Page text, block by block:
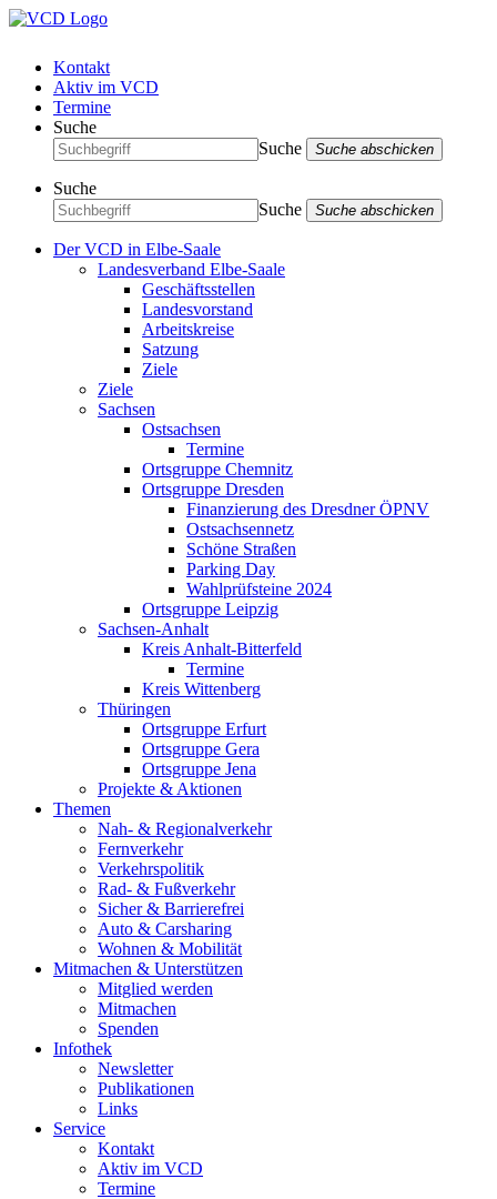
Kontakt
Aktiv im VCD
Termine
Suche
Suche
Suche abschicken
Suche
Suche
Suche abschicken
Der VCD in Elbe-Saale
Landesverband Elbe-Saale
Geschäftsstellen
Landesvorstand
Arbeitskreise
Satzung
Ziele
Ziele
Sachsen
Ostsachsen
Termine
Ortsgruppe Chemnitz
Ortsgruppe Dresden
Finanzierung des Dresdner ÖPNV
Ostsachsennetz
Schöne Straßen
Parking Day
Wahlprüfsteine 2024
Ortsgruppe Leipzig
Sachsen-Anhalt
Kreis Anhalt-Bitterfeld
Termine
Kreis Wittenberg
Thüringen
Ortsgruppe Erfurt
Ortsgruppe Gera
Ortsgruppe Jena
Projekte & Aktionen
Themen
Nah- & Regionalverkehr
Fernverkehr
Verkehrspolitik
Rad- & Fußverkehr
Sicher & Barrierefrei
Auto & Carsharing
Wohnen & Mobilität
Mitmachen & Unterstützen
Mitglied werden
Mitmachen
Spenden
Infothek
Newsletter
Publikationen
Links
Service
Kontakt
Aktiv im VCD
Termine